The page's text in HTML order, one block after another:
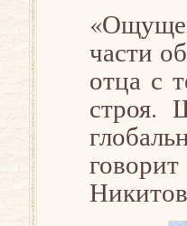
части
отца с
строя.